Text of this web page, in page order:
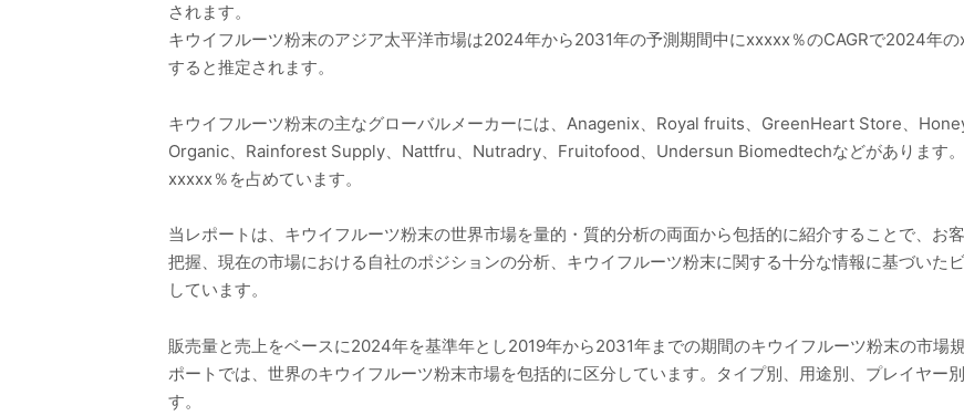
されます。
キウイフルーツ粉末のアジア太平洋市場は2024年から2031年の予測期間中にxxxxx％のCAGRで2024年
すると推定されます。
キウイフルーツ粉末の主なグローバルメーカーには、Anagenix、Royal fruits、GreenHeart Store、
Organic、Rainforest Supply、Nattfru、Nutradry、Fruitofood、Undersun Biomedtechなどがあります
xxxxx％を占めています。
当レポートは、キウイフルーツ粉末の世界市場を量的・質的分析の両面から包括的に紹介することで、お
把握、現在の市場における自社のポジションの分析、キウイフルーツ粉末に関する十分な情報に基づいた
しています。
販売量と売上をベースに2024年を基準年とし2019年から2031年までの期間のキウイフルーツ粉末の市場
ポートでは、世界のキウイフルーツ粉末市場を包括的に区分しています。タイプ別、用途別、プレイヤー
す。